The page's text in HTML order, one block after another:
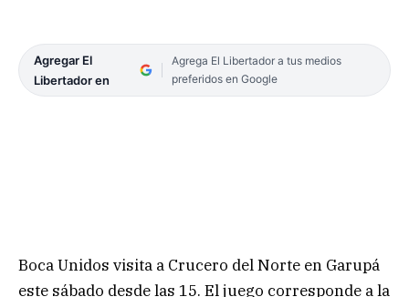
Agregar El
Libertador en
Agrega El Libertador a tus medios
preferidos en Google
Boca Unidos visita a Crucero del Norte en Garupá
este sábado desde las 15. El juego corresponde a la